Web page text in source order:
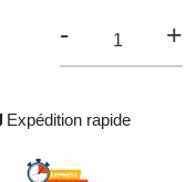
- +
Expédition rapide